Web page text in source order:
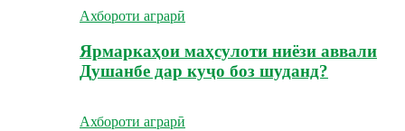
Ахбороти аграрӣ
Ярмаркаҳои маҳсулоти ниёзи аввали
Душанбе дар куҷо боз шуданд?
Ахбороти аграрӣ